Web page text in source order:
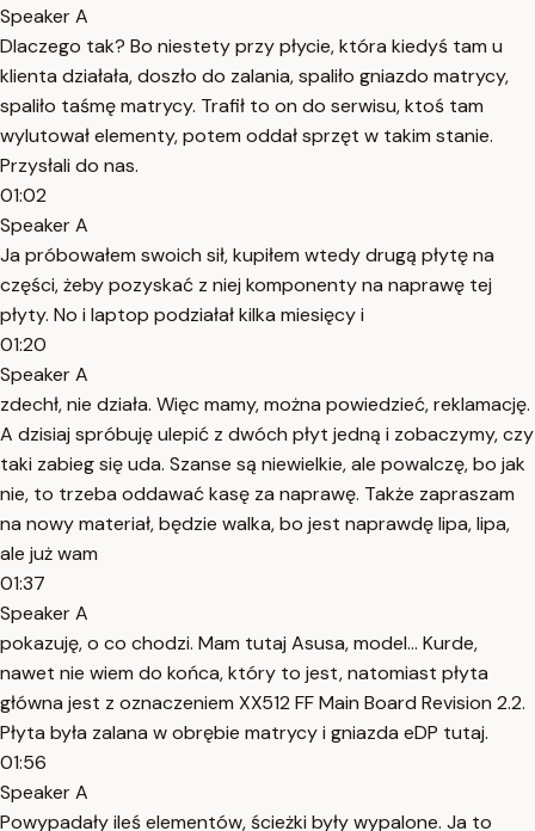
Speaker A
Dlaczego tak? Bo niestety przy płycie, która kiedyś tam u
klienta działała, doszło do zalania, spaliło gniazdo matrycy,
spaliło taśmę matrycy. Trafił to on do serwisu, ktoś tam
wylutował elementy, potem oddał sprzęt w takim stanie.
Przysłali do nas.
01:02
Speaker A
Ja próbowałem swoich sił, kupiłem wtedy drugą płytę na
części, żeby pozyskać z niej komponenty na naprawę tej
płyty. No i laptop podziałał kilka miesięcy i
01:20
Speaker A
zdechł, nie działa. Więc mamy, można powiedzieć, reklamację.
A dzisiaj spróbuję ulepić z dwóch płyt jedną i zobaczymy, czy
taki zabieg się uda. Szanse są niewielkie, ale powalczę, bo jak
nie, to trzeba oddawać kasę za naprawę. Także zapraszam
na nowy materiał, będzie walka, bo jest naprawdę lipa, lipa,
ale już wam
01:37
Speaker A
pokazuję, o co chodzi. Mam tutaj Asusa, model... Kurde,
nawet nie wiem do końca, który to jest, natomiast płyta
główna jest z oznaczeniem XX512 FF Main Board Revision 2.2.
Płyta była zalana w obrębie matrycy i gniazda eDP tutaj.
01:56
Speaker A
Powypadały ileś elementów, ścieżki były wypalone. Ja to